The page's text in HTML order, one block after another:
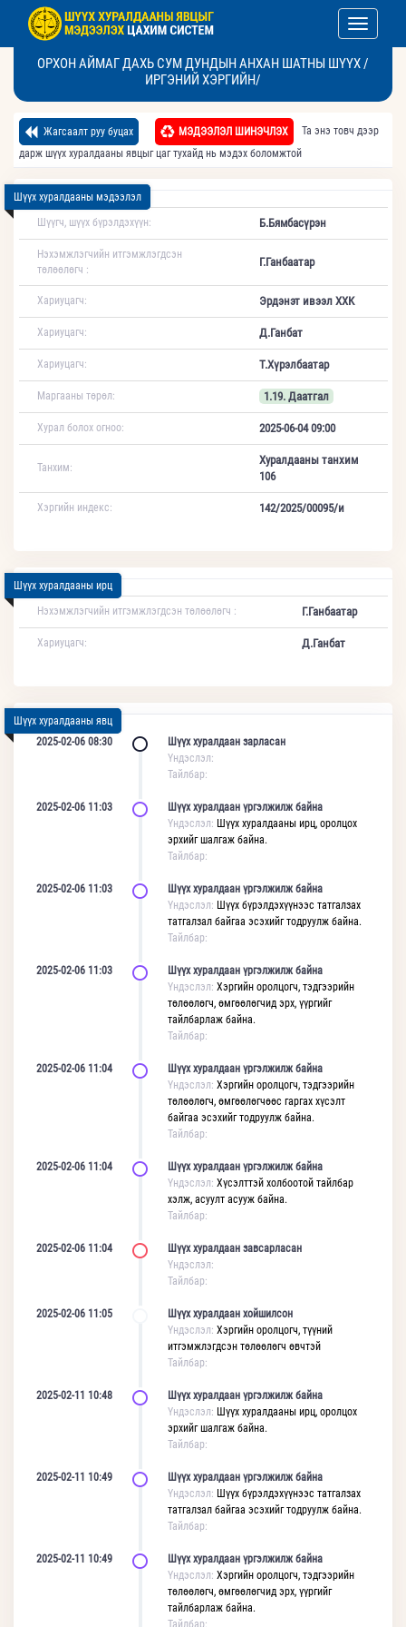
Toggle
ОРХОН АЙМАГ ДАХЬ СУМ ДУНДЫН АНХАН ШАТНЫ ШҮҮХ /
ИРГЭНИЙ ХЭРГИЙН/
Жагсаалт руу буцах МЭДЭЭЛЭЛ ШИНЭЧЛЭХ
Та энэ товч дээр
дарж шүүх хуралдааны явцыг цаг тухайд нь мэдэх боломжтой
Шүүх хуралдааны мэдээлэл
Шүүгч, шүүх бүрэлдэхүүн:
Б.Бямбасүрэн
Нэхэмжлэгчийн итгэмжлэгдсэн
төлөөлөгч :
Г.Ганбаатар
Хариуцагч: Эрдэнэт ивээл ХХК
Хариуцагч: Д.Ганбат
Хариуцагч: Т.Хүрэлбаатар
Маргааны төрөл: 1.19. Даатгал
Хурал болох огноо: 2025-06-04 09:00
Танхим:
Хуралдааны танхим
106
Хэргийн индекс: 142/2025/00095/и
Шүүх хуралдааны ирц
Нэхэмжлэгчийн итгэмжлэгдсэн төлөөлөгч :
Г.Ганбаатар
Хариуцагч: Д.Ганбат
Шүүх хуралдааны явц
2025-02-06 08:30
Шүүх хуралдаан зарласан
Үндэслэл:
Тайлбар:
2025-02-06 11:03
Шүүх хуралдаан үргэлжилж байна
Үндэслэл: Шүүх хуралдааны ирц, оролцох
эрхийг шалгаж байна.
Тайлбар:
2025-02-06 11:03
Шүүх хуралдаан үргэлжилж байна
Үндэслэл: Шүүх бүрэлдэхүүнээс татгалзах
татгалзал байгаа эсэхийг тодруулж байна.
Тайлбар:
2025-02-06 11:03
Шүүх хуралдаан үргэлжилж байна
Үндэслэл: Хэргийн оролцогч, тэдгээрийн
төлөөлөгч, өмгөөлөгчид эрх, үүргийг
тайлбарлаж байна.
Тайлбар:
2025-02-06 11:04
Шүүх хуралдаан үргэлжилж байна
Үндэслэл: Хэргийн оролцогч, тэдгээрийн
төлөөлөгч, өмгөөлөгчөөс гаргах хүсэлт
байгаа эсэхийг тодруулж байна.
Тайлбар:
2025-02-06 11:04
Шүүх хуралдаан үргэлжилж байна
Үндэслэл: Хүсэлттэй холбоотой тайлбар
хэлж, асуулт асууж байна.
Тайлбар:
2025-02-06 11:04
Шүүх хуралдаан завсарласан
Үндэслэл:
Тайлбар:
2025-02-06 11:05
Шүүх хуралдаан хойшилсон
Үндэслэл: Хэргийн оролцогч, түүний
итгэмжлэгдсэн төлөөлөгч өвчтэй
Тайлбар:
2025-02-11 10:48
Шүүх хуралдаан үргэлжилж байна
Үндэслэл: Шүүх хуралдааны ирц, оролцох
эрхийг шалгаж байна.
Тайлбар:
2025-02-11 10:49
Шүүх хуралдаан үргэлжилж байна
Үндэслэл: Шүүх бүрэлдэхүүнээс татгалзах
татгалзал байгаа эсэхийг тодруулж байна.
Тайлбар:
2025-02-11 10:49
Шүүх хуралдаан үргэлжилж байна
Үндэслэл: Хэргийн оролцогч, тэдгээрийн
төлөөлөгч, өмгөөлөгчид эрх, үүргийг
тайлбарлаж байна.
Тайлбар: